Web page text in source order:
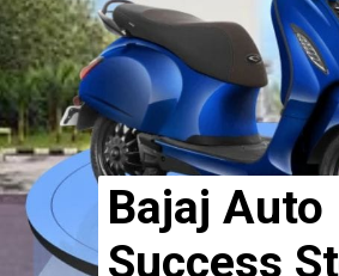
Bajaj Auto
Success